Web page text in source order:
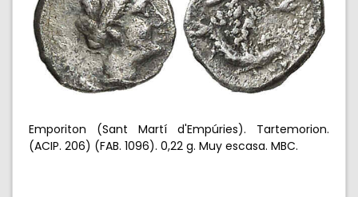
Emporiton (Sant Martí d'Empúries). Tartemorion.
(ACIP. 206) (FAB. 1096). 0,22 g. Muy escasa. MBC.